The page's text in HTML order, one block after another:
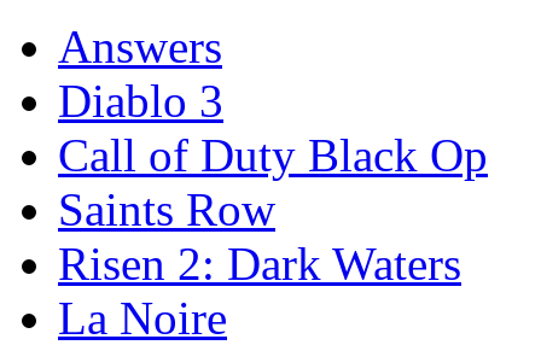
Answers
Diablo 3
Call of Duty Black Op
Saints Row
Risen 2: Dark Waters
La Noire